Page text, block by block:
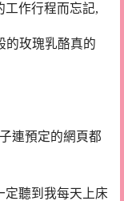
工作行程而忘記,
的玫瑰乳酪真的
連預定的網頁都
定聽到我每天上床